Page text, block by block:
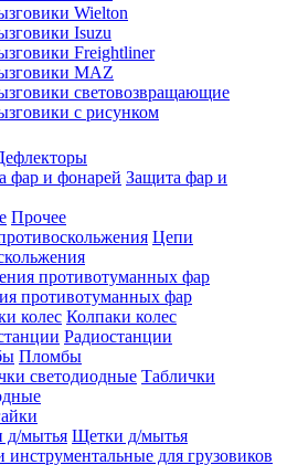
Wielton
Isuzu
Freightliner
MAZ
световозвращающие
с рисунком
Защита фар и
Прочее
Цепи
противотуманных фар
Колпаки колес
Радиостанции
Пломбы
Таблички
Щетки д/мытья